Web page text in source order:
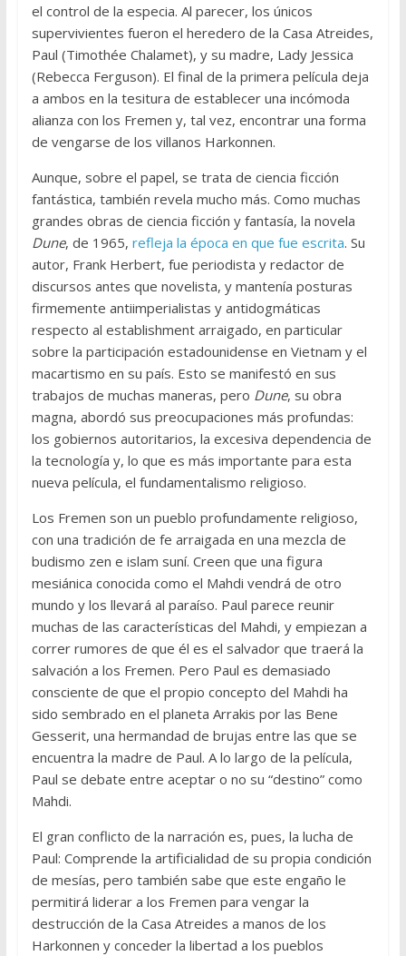
el control de la especia. Al parecer, los únicos
supervivientes fueron el heredero de la Casa Atreides,
Paul (Timothée Chalamet), y su madre, Lady Jessica
(Rebecca Ferguson). El final de la primera película deja
a ambos en la tesitura de establecer una incómoda
alianza con los Fremen y, tal vez, encontrar una forma
de vengarse de los villanos Harkonnen.
Aunque, sobre el papel, se trata de ciencia ficción
fantástica, también revela mucho más. Como muchas
grandes obras de ciencia ficción y fantasía, la novela
Dune, de 1965, refleja la época en que fue escrita. Su
autor, Frank Herbert, fue periodista y redactor de
discursos antes que novelista, y mantenía posturas
firmemente antiimperialistas y antidogmáticas
respecto al establishment arraigado, en particular
sobre la participación estadounidense en Vietnam y el
macartismo en su país. Esto se manifestó en sus
trabajos de muchas maneras, pero Dune, su obra
magna, abordó sus preocupaciones más profundas:
los gobiernos autoritarios, la excesiva dependencia de
la tecnología y, lo que es más importante para esta
nueva película, el fundamentalismo religioso.
Los Fremen son un pueblo profundamente religioso,
con una tradición de fe arraigada en una mezcla de
budismo zen e islam suní. Creen que una figura
mesiánica conocida como el Mahdi vendrá de otro
mundo y los llevará al paraíso. Paul parece reunir
muchas de las características del Mahdi, y empiezan a
correr rumores de que él es el salvador que traerá la
salvación a los Fremen. Pero Paul es demasiado
consciente de que el propio concepto del Mahdi ha
sido sembrado en el planeta Arrakis por las Bene
Gesserit, una hermandad de brujas entre las que se
encuentra la madre de Paul. A lo largo de la película,
Paul se debate entre aceptar o no su “destino” como
Mahdi.
El gran conflicto de la narración es, pues, la lucha de
Paul: Comprende la artificialidad de su propia condición
de mesías, pero también sabe que este engaño le
permitirá liderar a los Fremen para vengar la
destrucción de la Casa Atreides a manos de los
Harkonnen y conceder la libertad a los pueblos